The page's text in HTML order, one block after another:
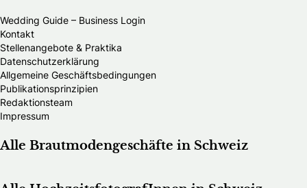
Wedding Guide – Business Login
Kontakt
Stellenangebote & Praktika
Datenschutzerklärung
Allgemeine Geschäftsbedingungen
Publikationsprinzipien
Redaktionsteam
Impressum
Alle Brautmodengeschäfte in Schweiz